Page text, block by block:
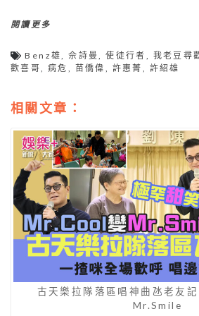
閱讀更多
Benz雄,佘詩曼,使徒行者 , 我老豆尋
歡喜哥,病危 , 苗僑偉 , 許惠菁 , 許紹雄
相關文章：
古天樂拉隊落區唱神曲氹老友
Mr.Smile